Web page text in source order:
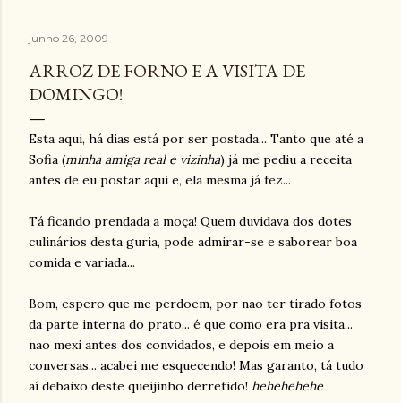
junho 26, 2009
ARROZ DE FORNO E A VISITA DE
DOMINGO!
Esta aqui, há dias está por ser postada... Tanto que até a
Sofia (minha amiga real e vizinha) já me pediu a receita
antes de eu postar aqui e, ela mesma já fez...
Tá ficando prendada a moça! Quem duvidava dos dotes
culinários desta guria, pode admirar-se e saborear boa
comida e variada...
Bom, espero que me perdoem, por nao ter tirado fotos
da parte interna do prato... é que como era pra visita...
nao mexi antes dos convidados, e depois em meio a
conversas... acabei me esquecendo! Mas garanto, tá tudo
aí debaixo deste queijinho derretido! hehehehehe